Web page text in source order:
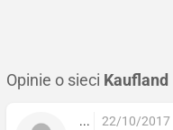
Opinie o sieci Kaufland
... 22/10/2017